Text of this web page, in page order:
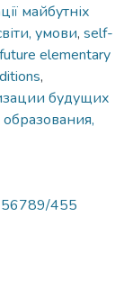
майбутніх
умови, self-
elementary
,
будущих
455